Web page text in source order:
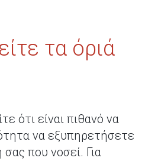
τα όριά
ότι είναι πιθανό να
να εξυπηρετήσετε
που νοσεί. Για